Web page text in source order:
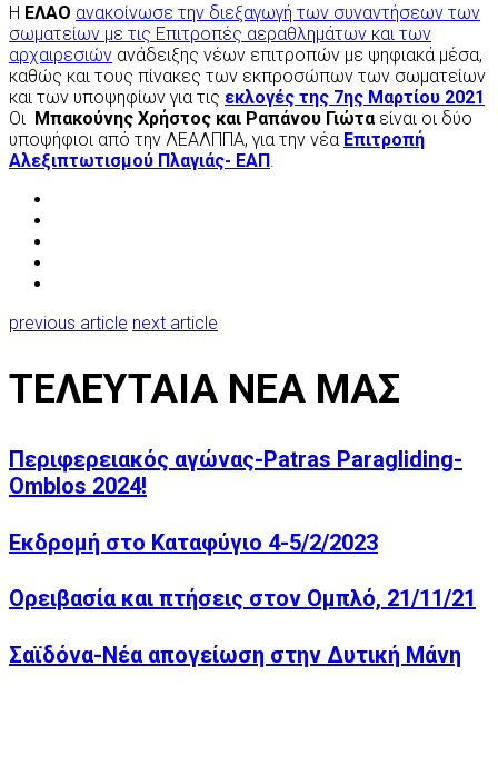
H ΕΛΑΟ ανακοίνωσε την διεξαγωγή των συναντήσεων των
σωματείων με τις Επιτροπές αεραθλημάτων και των
αρχαιρεσιών ανάδειξης νέων επιτροπών με ψηφιακά μέσα,
καθώς και τους πίνακες των εκπροσώπων των σωματείων
και των υποψηφίων για τις εκλογές της 7ης Μαρτίου 2021
Οι Μπακούνης Χρήστος και Ραπάνου Γιώτα είναι οι δύο
υποψήφιοι από την ΛΕΑΛΠΠΑ, για την νέα Επιτροπή
Αλεξιπτωτισμού Πλαγιάς- ΕΑΠ
previous article next article
ΤΕΛΕΥΤΑΙΑ ΝΕΑ ΜΑΣ
Περιφερειακός αγώνας-Patras Paragliding-
Omblos 2024!
Εκδρομή στο Καταφύγιο 4-5/2/2023
Ορειβασία και πτήσεις στον Ομπλό, 21/11/21
Σαϊδόνα-Νέα απογείωση στην Δυτική Μάνη